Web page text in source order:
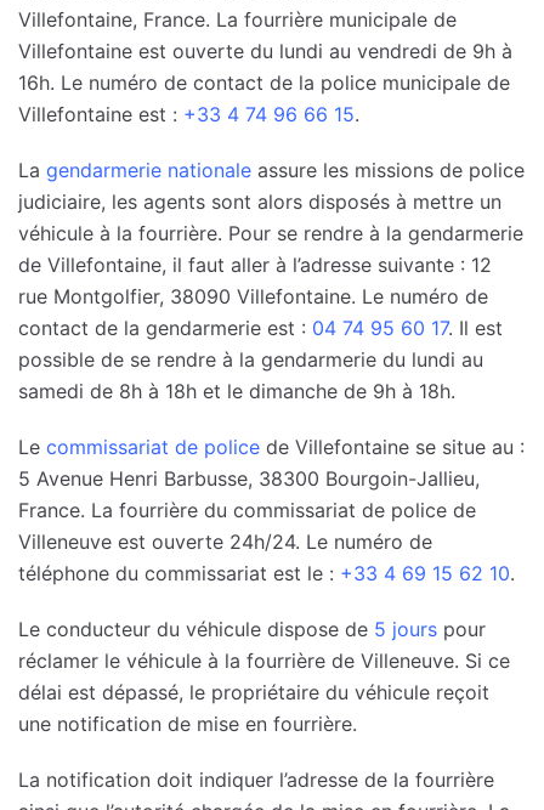
Villefontaine, France. La fourrière municipale de
Villefontaine est ouverte du lundi au vendredi de 9h à
16h. Le numéro de contact de la police municipale de
Villefontaine est : +33 4 74 96 66 15.
La gendarmerie nationale assure les missions de police
judiciaire, les agents sont alors disposés à mettre un
véhicule à la fourrière. Pour se rendre à la gendarmerie
de Villefontaine, il faut aller à l’adresse suivante : 12
rue Montgolfier, 38090 Villefontaine. Le numéro de
contact de la gendarmerie est : 04 74 95 60 17. Il est
possible de se rendre à la gendarmerie du lundi au
samedi de 8h à 18h et le dimanche de 9h à 18h.
Le commissariat de police de Villefontaine se situe au :
5 Avenue Henri Barbusse, 38300 Bourgoin-Jallieu,
France. La fourrière du commissariat de police de
Villeneuve est ouverte 24h/24. Le numéro de
téléphone du commissariat est le : +33 4 69 15 62 10.
Le conducteur du véhicule dispose de 5 jours pour
réclamer le véhicule à la fourrière de Villeneuve. Si ce
délai est dépassé, le propriétaire du véhicule reçoit
une notification de mise en fourrière.
La notification doit indiquer l’adresse de la fourrière